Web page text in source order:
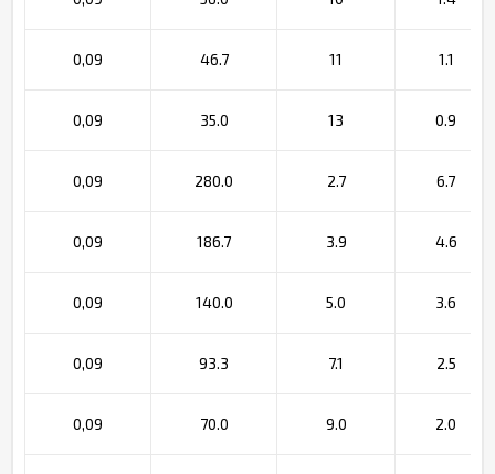
0,09 46.7 11 1.1
0,09 35.0 13 0.9
0,09 280.0 2.7 6.7
0,09 186.7 3.9 4.6
0,09 140.0 5.0 3.6
0,09 93.3 7.1 2.5
0,09 70.0 9.0 2.0